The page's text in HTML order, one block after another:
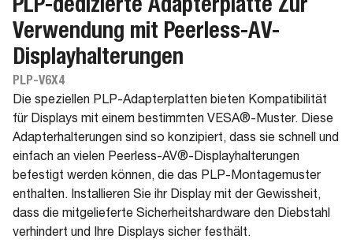
PLP-dedizierte Adapterplatte Zur
Verwendung mit Peerless-AV-
Displayhalterungen
PLP-V6X4
Die speziellen PLP-Adapterplatten bieten Kompatibilität
für Displays mit einem bestimmten VESA®-Muster. Diese
Adapterhalterungen sind so konzipiert, dass sie schnell und
einfach an vielen Peerless-AV®-Displayhalterungen
befestigt werden können, die das PLP-Montagemuster
enthalten. Installieren Sie ihr Display mit der Gewissheit,
dass die mitgelieferte Sicherheitshardware den Diebstahl
verhindert und Ihre Displays sicher festhält.